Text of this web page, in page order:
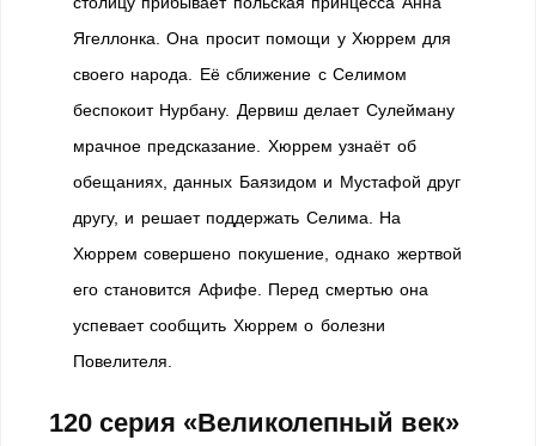
Ягеллонка. Она просит помощи у Хюррем для
своего народа. Её сближение с Селимом
беспокоит Нурбану. Дервиш делает Сулейману
мрачное предсказание. Хюррем узнаёт об
обещаниях, данных Баязидом и Мустафой друг
другу, и решает поддержать Селима. На
Хюррем совершено покушение, однако жертвой
его становится Афифе. Перед смертью она
успевает сообщить Хюррем о болезни
Повелителя.
120 серия «Великолепный век»